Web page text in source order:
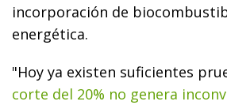
incorporación de
energética.
"Hoy ya existen suficientes
corte del 20% no genera